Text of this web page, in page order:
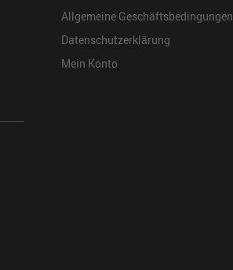
Allgemeine Geschäftsbedingungen
Datenschutzerklärung
Mein Konto